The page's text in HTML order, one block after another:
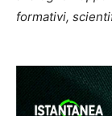
formativi,